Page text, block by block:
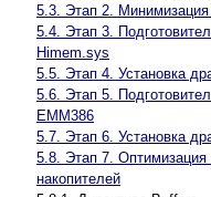
5.3. Этап 2. Минимизация
5.4. Этап 3.
Himem.sys
5.5. Этап 4. Установка
5.6. Этап 5.
EMM386
5.7. Этап 6. Установка
5.8. Этап 7.
накопителей